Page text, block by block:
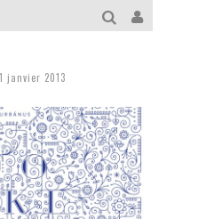
1 janvier 2013